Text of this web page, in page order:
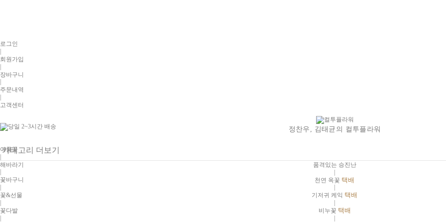
로그인
|
회원가입
|
장바구니
주문내역
고객센터
정찬우, 김태균의 컬투플라워
카테고리 더보기
품격있는 승진난
|
천연 옥꽃 택배
기저귀 케익 택배
비누꽃 택배
|
여름꽃
|
해바라기
꽃바구니
꽃&선물
|
꽃다발
|